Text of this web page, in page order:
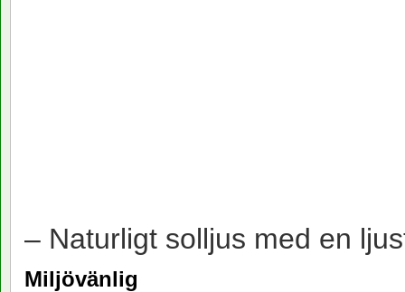
– Naturligt solljus med en
Miljövänlig